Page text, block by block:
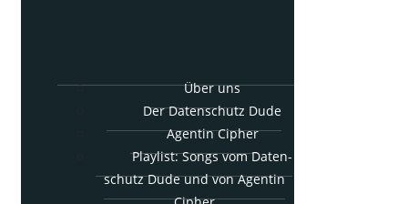
Über uns
Der Daten­schutz Dude
Agen­tin Cipher
Play­list: Songs vom Daten­
schutz Dude und von Agen­tin